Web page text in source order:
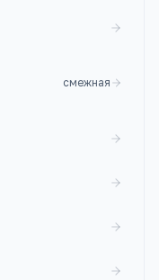
смежная